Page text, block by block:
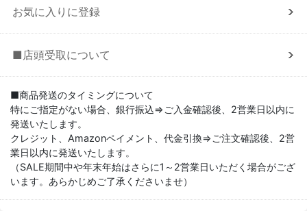
お気に入りに登録
■店頭受取について
■商品発送のタイミングについて
特にご指定がない場合、銀行振込⇒ご入金確認後、2営業日以内に
発送いたします。
クレジット、Amazonペイメント、代金引換⇒ご注文確認後、2営
業日以内に発送いたします。
（SALE期間中や年末年始はさらに1～2営業日いただく場合がござ
います。あらかじめご了承くださいませ）